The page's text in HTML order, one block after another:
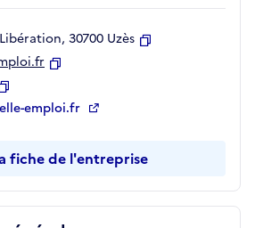
30700 Uzès
Copieremploi.fr
fiche de l'entreprise